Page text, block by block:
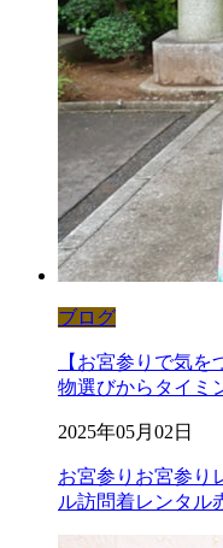
ブログ
【お宮参りで気
物選びからタイミ
2025年05月02日
お宮参り お宮参り
ル訪問着レンタル